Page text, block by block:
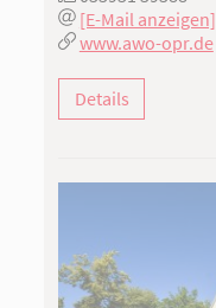
[E-Mail anzeigen]
www.awo-opr.de
Details